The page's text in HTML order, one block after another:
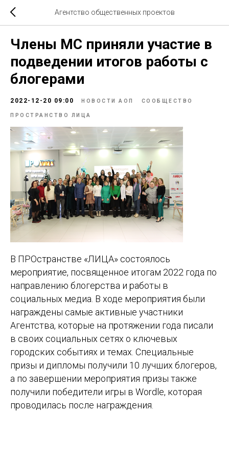
Агентство общественных проектов
Члены МС приняли участие в
подведении итогов работы с
блогерами
2022-12-20 09:00 НОВОСТИ АОП СООБЩЕСТВО
ПРОСТРАНСТВО ЛИЦА
В ПРОстранстве «ЛИЦА» состоялось
мероприятие, посвященное итогам 2022 года по
направлению блогерства и работы в
социальных медиа. В ходе мероприятия были
награждены самые активные участники
Агентства, которые на протяжении года писали
в своих социальных сетях о ключевых
городских событиях и темах. Специальные
призы и дипломы получили 10 лучших блогеров,
а по завершении мероприятия призы также
получили победители игры в Wordle, которая
проводилась после награждения.